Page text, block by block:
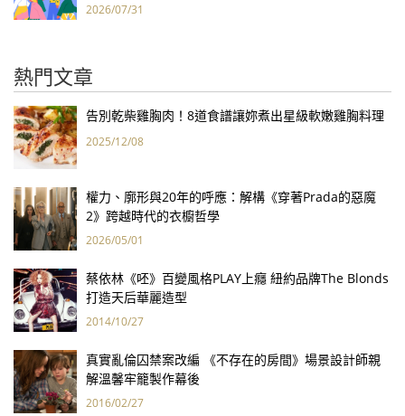
2026/07/31
熱門文章
告別乾柴雞胸肉！8道食譜讓妳煮出星級軟嫩雞胸料理
2025/12/08
權力、廓形與20年的呼應：解構《穿著Prada的惡魔
2》跨越時代的衣櫥哲學
2026/05/01
蔡依林《呸》百變風格PLAY上癮 紐約品牌The Blonds
打造天后華麗造型
2014/10/27
真實亂倫囚禁案改編 《不存在的房間》場景設計師親
解溫馨牢籠製作幕後
2016/02/27